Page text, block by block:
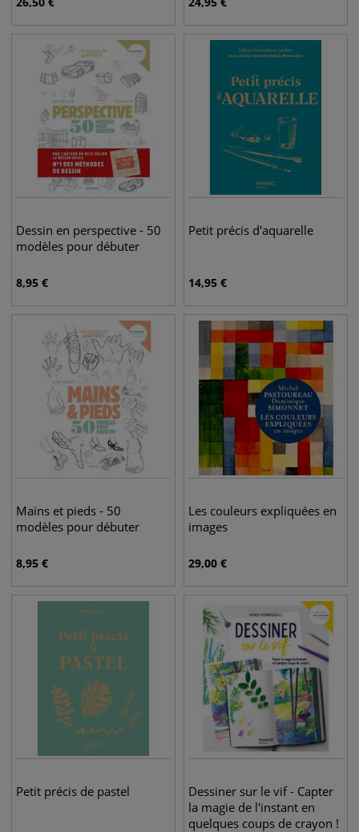
Dessin en perspective - 50
modèles pour débuter
8,95 €
Petit précis d'aquarelle
14,95 €
Mains et pieds - 50
modèles pour débuter
8,95 €
Les couleurs expliquées en
images
29,00 €
Petit précis de pastel
Dessiner sur le vif - Capter
la magie de l'instant en
quelques coups de crayon !